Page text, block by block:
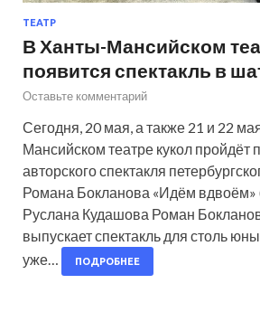
ТЕАТР
В Ханты-Мансийском
появится спектакль в
Оставьте комментарий
Сегодня, 20 мая, а также 21 и 22
Мансийском театре кукол пройдёт
авторского спектакля
Романа Бокланова «Идём вдвоём»
Руслана Кудашова Роман
выпускает спектакль для столь
уже…
ПОДРОБНЕЕ